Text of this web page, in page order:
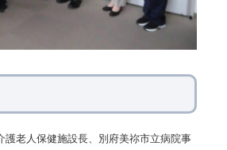
護老人保健施設長、別府美祢市立病院事